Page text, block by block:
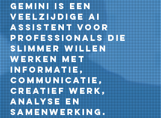
Gemini is een
veelzijdige AI
assistent voor
professionals die
slimmer willen
werken met
informatie,
communicatie,
creatief werk,
analyse en
samenwerking.